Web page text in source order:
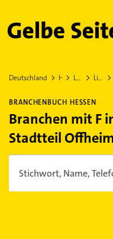
Gelbe Seiten
Deutschland Hessen Limburg-Weilburg Limburg an der Lahn
BRANCHENBUCH HESSEN
Branchen mit F
Stadtteil
Stichwort, Name,